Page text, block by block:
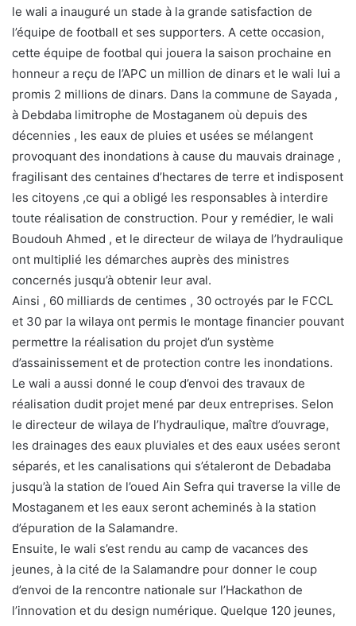
le wali a inauguré un stade à la grande satisfaction de
l’équipe de football et ses supporters. A cette occasion,
cette équipe de footbal qui jouera la saison prochaine en
honneur a reçu de l’APC un million de dinars et le wali lui a
promis 2 millions de dinars. Dans la commune de Sayada ,
à Debdaba limitrophe de Mostaganem où depuis des
décennies , les eaux de pluies et usées se mélangent
provoquant des inondations à cause du mauvais drainage ,
fragilisant des centaines d’hectares de terre et indisposent
les citoyens ,ce qui a obligé les responsables à interdire
toute réalisation de construction. Pour y remédier, le wali
Boudouh Ahmed , et le directeur de wilaya de l’hydraulique
ont multiplié les démarches auprès des ministres
concernés jusqu’à obtenir leur aval.
Ainsi , 60 milliards de centimes , 30 octroyés par le FCCL
et 30 par la wilaya ont permis le montage financier pouvant
permettre la réalisation du projet d’un système
d’assainissement et de protection contre les inondations.
Le wali a aussi donné le coup d’envoi des travaux de
réalisation dudit projet mené par deux entreprises. Selon
le directeur de wilaya de l’hydraulique, maître d’ouvrage,
les drainages des eaux pluviales et des eaux usées seront
séparés, et les canalisations qui s’étaleront de Debadaba
jusqu’à la station de l’oued Ain Sefra qui traverse la ville de
Mostaganem et les eaux seront acheminés à la station
d’épuration de la Salamandre.
Ensuite, le wali s’est rendu au camp de vacances des
jeunes, à la cité de la Salamandre pour donner le coup
d’envoi de la rencontre nationale sur l’Hackathon de
l’innovation et du design numérique. Quelque 120 jeunes,